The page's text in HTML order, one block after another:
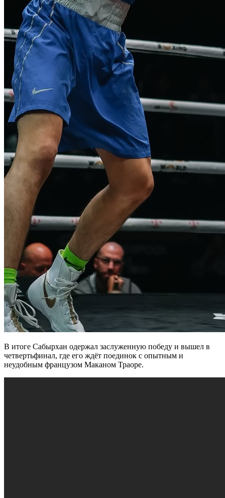
В итоге Сабырхан одержал заслуженную победу и вышел в
четвертьфинал, где его ждёт поединок с опытным и
неудобным французом Маканом Траоре.